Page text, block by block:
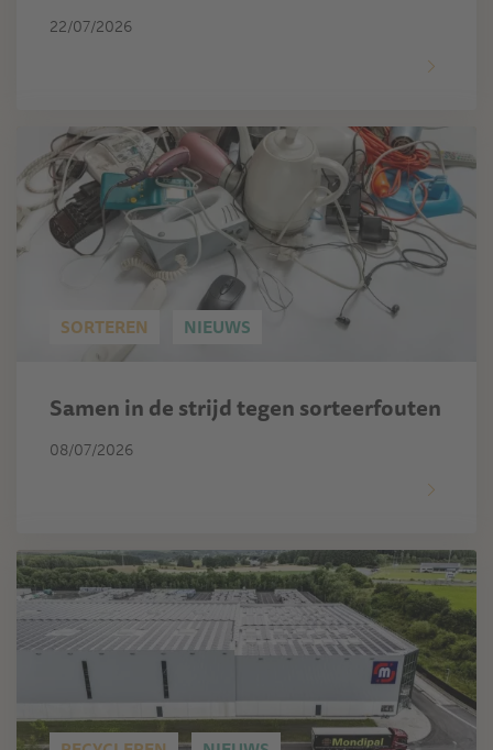
22/07/2026
SORTEREN NIEUWS
Samen in de strijd tegen sorteerfouten
08/07/2026